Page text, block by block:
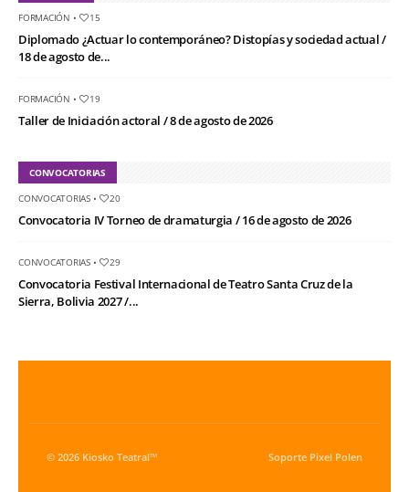
FORMACIÓN • 15
Diplomado ¿Actuar lo contemporáneo? Distopías y sociedad actual /
18 de agosto de...
FORMACIÓN • 19
Taller de Iniciación actoral / 8 de agosto de 2026
CONVOCATORIAS
CONVOCATORIAS• 20
Convocatoria IV Torneo de dramaturgia / 16 de agosto de 2026
CONVOCATORIAS• 29
Convocatoria Festival Internacional de Teatro Santa Cruz de la
Sierra, Bolivia 2027 /...
© 2026 Kiosko Teatral™ Soporte Pixel Polen